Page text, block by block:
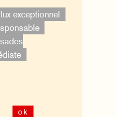
exceptionnel
ok